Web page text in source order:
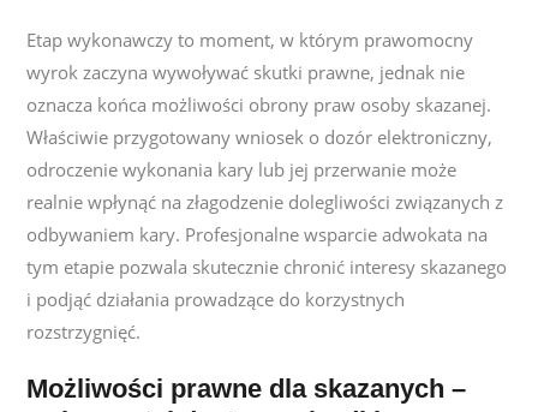
Etap wykonawczy to moment, w którym prawomocny
wyrok zaczyna wywoływać skutki prawne, jednak nie
oznacza końca możliwości obrony praw osoby skazanej.
Właściwie przygotowany wniosek o dozór elektroniczny,
odroczenie wykonania kary lub jej przerwanie może
realnie wpłynąć na złagodzenie dolegliwości związanych z
odbywaniem kary. Profesjonalne wsparcie adwokata na
tym etapie pozwala skutecznie chronić interesy skazanego
i podjąć działania prowadzące do korzystnych
rozstrzygnięć.
Możliwości prawne dla skazanych –